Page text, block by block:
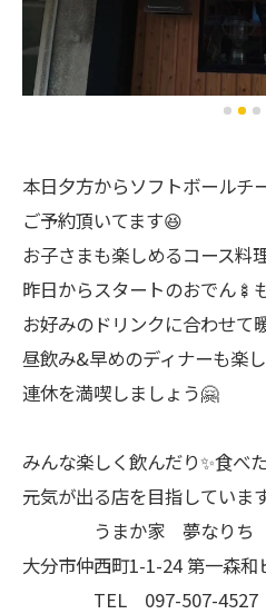
本日夕方からソフトボールチ
ご予約頂いてます😆
お子さまも楽しめるコース料
昨日からスタートのおでん🍢
お好みのドリンクに合わせて
昼飲み&早めのディナーも楽
連休を満喫しましょう🤗
みんな楽しく飲んだり✨食べ
元気が出る店を目指していま
うまか家 夢なりち
大分市仲西町1-1-24 第一森
TEL 097-507-4527